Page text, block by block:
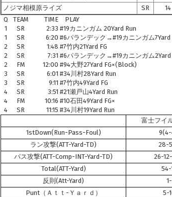
ノジマ相模原ライズ
SR 14
Q
TEAM TIME PLAY
1
SR 2:33 #19カニンガム 20Yard Run
1
SR 6:20 #6パランデック→#19カニンガム7Yard
2
SR 1:48 #7竹内21Yard FG
2
SR 7:31 #6パランデック→#19カニンガム2Yard
2
FM 12:00 #94大野27Yard FG×(Block)
3
SR 6:01 #34川村28Yard Run
3
SR 9:11 #7竹内49Yard FG
4
SR 3:51 #21瀬戸山4Yard Run
4
FM 10:16 #10石田49Yard FG×
4
SR 11:15 #34川村19Yard Run
富士フイ
1stDown(Run-Pass-Foul)
9(4-
ラン攻撃(ATT-Yard-TD)
28-
パス攻撃(ATT-Comp-INT-Yard-TD)
26-
Total(ATT-Yard)
54-
反則(Att-Yard)
Punt（Ａｔｔ-Ｙａｒｄ）
5-